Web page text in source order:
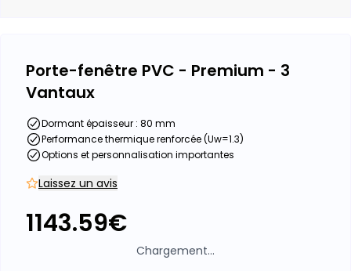
Porte-fenêtre PVC - Premium - 3
Vantaux
Dormant épaisseur : 80 mm
Performance thermique renforcée (Uw=1.3)
Options et personnalisation importantes
Laissez un avis
1143.59€
Chargement...